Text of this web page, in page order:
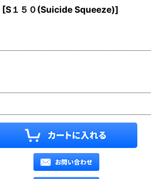
[S１５０(Suicide Squeeze)]